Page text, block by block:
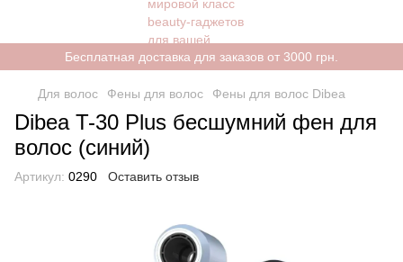
Бесплатная доставка для заказов от 3000 грн.
Для волос Фены для волос Фены для волос Dibea
Dibea T-30 Plus бесшумний фен для
волос (синий)
Артикул: 0290 Оставить отзыв